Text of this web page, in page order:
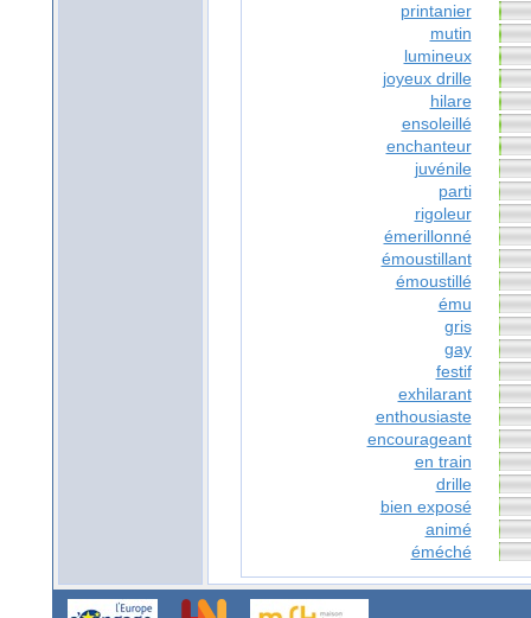
printanier
mutin
lumineux
joyeux drille
hilare
ensoleillé
enchanteur
juvénile
parti
rigoleur
émerillonné
émoustillant
émoustillé
ému
gris
gay
festif
exhilarant
enthousiaste
encourageant
en train
drille
bien exposé
animé
éméché